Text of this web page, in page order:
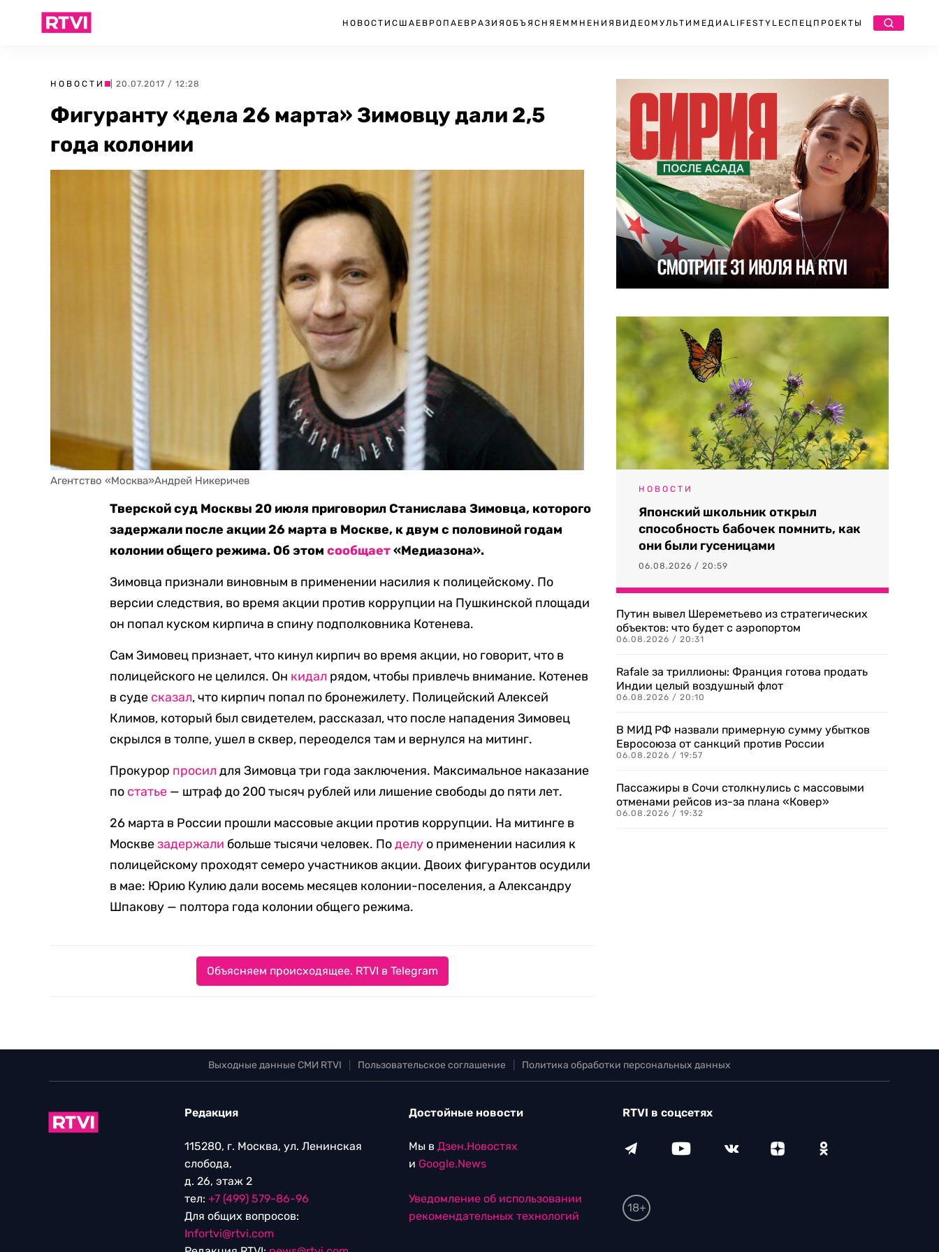
НОВОСТИ США ЕВРОПА ЕВРАЗИЯ ОБЪЯСНЯЕМ МНЕНИЯ ВИДЕО МУЛЬТИМЕДИА LIFESTYLEСПЕЦПРОЕКТЫ
НОВОСТИ | 20.07.2017 / 12:28
Фигуранту «дела 26 марта» Зимовцу дали 2,5
года колонии
Агентство «Москва»Андрей Никеричев
Тверской суд Москвы 20 июля приговорил Станислава Зимовца, которого
задержали после акции 26 марта в Москве, к двум с половиной годам
колонии общего режима. Об этомсообщает«Медиазона».
Зимовца признали виновным в применении насилия к полицейскому. По
версии следствия, во время акции против коррупции на Пушкинской площади
он попал куском кирпича в спину подполковника Котенева.
Сам Зимовец признает, что кинул кирпич во время акции, но говорит, что в
полицейского не целился. Он кидал рядом, чтобы привлечь внимание. Котенев
в суде сказал, что кирпич попал по бронежилету. Полицейский Алексей
Климов, который был свидетелем, рассказал, что после нападения Зимовец
скрылся в толпе, ушел в сквер, переоделся там и вернулся на митинг.
Прокурор просил для Зимовца три года заключения. Максимальное наказание
по статье — штраф до 200 тысяч рублей или лишение свободы до пяти лет.
26 марта в России прошли массовые акции против коррупции. На митинге в
Москвезадержали больше тысячи человек. Поделу о применении насилия к
полицейскому проходят семеро участников акции. Двоих фигурантов осудили
в мае: Юрию Кулию дали восемь месяцев колонии-поселения, а Александру
Шпакову — полтора года колонии общего режима.
Объясняем происходящее. RTVI в Telegram
НОВОСТИ
Японский школьник открыл
способность бабочек помнить, как
они были гусеницами
06.08.2026 / 20:59
Путин вывел Шереметьево из стратегических
объектов: что будет с аэропортом
06.08.2026 / 20:31
Rafale за триллионы: Франция готова продать
Индии целый воздушный флот
06.08.2026 / 20:10
В МИД РФ назвали примерную сумму убытков
Евросоюза от санкций против России
06.08.2026 / 19:57
Пассажиры в Сочи столкнулись с массовыми
отменами рейсов из-за плана «Ковер»
06.08.2026 / 19:32
Выходные данные СМИ RTVI Пользовательское соглашение Политика обработки персональных данных
Редакция
115280, г. Москва, ул. Ленинская
слобода,
д. 26, этаж 2
тел: +7 (499) 579-86-96
Для общих вопросов:
Infortvi@rtvi.com
Достойные новости
Мы в Дзен.Новостях
и Google.News
Уведомление об использовании
рекомендательных технологий
RTVI в соцсетях
18+